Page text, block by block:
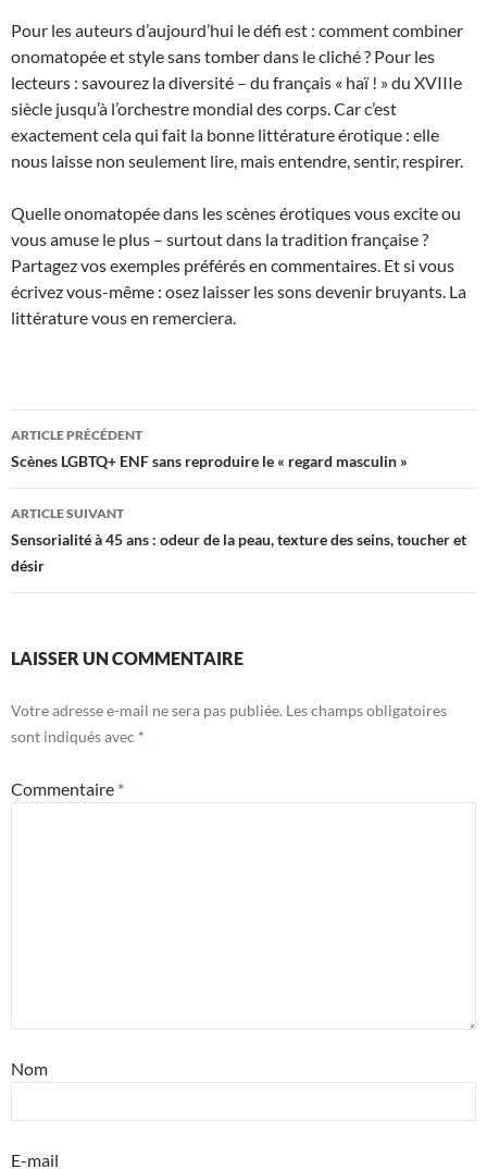
Pour les auteurs d’aujourd’hui le défi est : comment combiner
onomatopée et style sans tomber dans le cliché ? Pour les
lecteurs : savourez la diversité – du français « haï ! » du XVIIIe
siècle jusqu’à l’orchestre mondial des corps. Car c’est
exactement cela qui fait la bonne littérature érotique : elle
nous laisse non seulement lire, mais entendre, sentir, respirer.
Quelle onomatopée dans les scènes érotiques vous excite ou
vous amuse le plus – surtout dans la tradition française ?
Partagez vos exemples préférés en commentaires. Et si vous
écrivez vous-même : osez laisser les sons devenir bruyants. La
littérature vous en remerciera.
Navigation
des
articles
ARTICLE PRÉCÉDENT
Scènes LGBTQ+ ENF sans reproduire le « regard masculin »
ARTICLE SUIVANT
Sensorialité à 45 ans : odeur de la peau, texture des seins, toucher et
désir
LAISSER UN COMMENTAIRE
Votre adresse e-mail ne sera pas publiée. Les champs obligatoires
sont indiqués avec *
Commentaire *
Nom
E-mail